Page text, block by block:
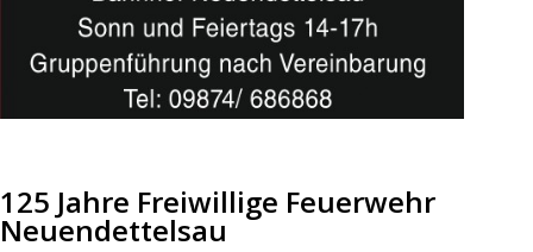
125 Jahre Freiwillige Feuerwehr
Neuendettelsau